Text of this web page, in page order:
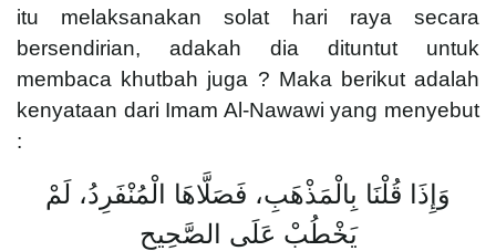
itu melaksanakan solat hari raya secara
bersendirian, adakah dia dituntut untuk
membaca khutbah juga ? Maka berikut adalah
kenyataan dari Imam Al-Nawawi yang menyebut
:
وَإِذَا قُلْنَا بِالْمَذْهَبِ، فَصَلَّاهَا الْمُنْفَرِدُ، لَمْ
يَخْطُبْ عَلَى الصَّحِيحِ